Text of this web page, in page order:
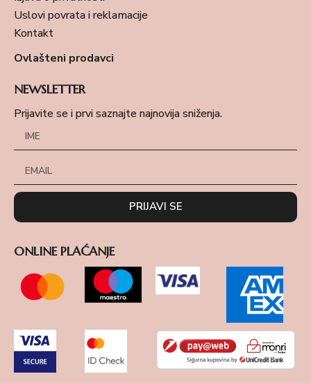
Uslovi povrata i reklamacije
Kontakt
Ovlašteni prodavci
NEWSLETTER
Prijavite se i prvi saznajte najnovija sniženja.
PRIJAVI SE
ONLINE PLAĆANJE